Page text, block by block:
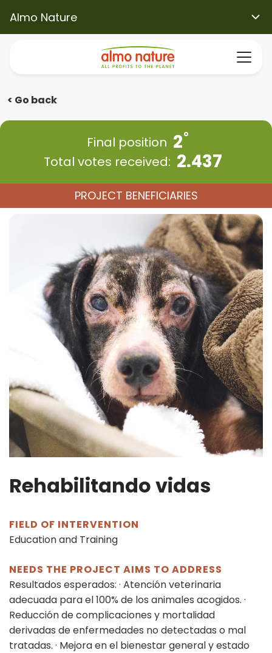
Almo Nature
< Go back
Final position 2
Total votes received: 2.437
PROJECT BENEFICIARIES
Rehabilitando vidas
FIELD OF INTERVENTION
Education and Training
NEEDS THE PROJECT AIMS TO ADDRESS
Resultados esperados: · Atención veterinaria
adecuada para el 100% de los animales acogidos. ·
Reducción de complicaciones y mortalidad
derivadas de enfermedades no detectadas o mal
tratadas. · Mejora en el bienestar general y estado